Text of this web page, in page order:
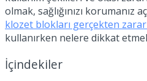
olmak, sağlığınızı korumanız
klozet blokları gerçekten
kullanırken nelere dikkat
İçindekiler